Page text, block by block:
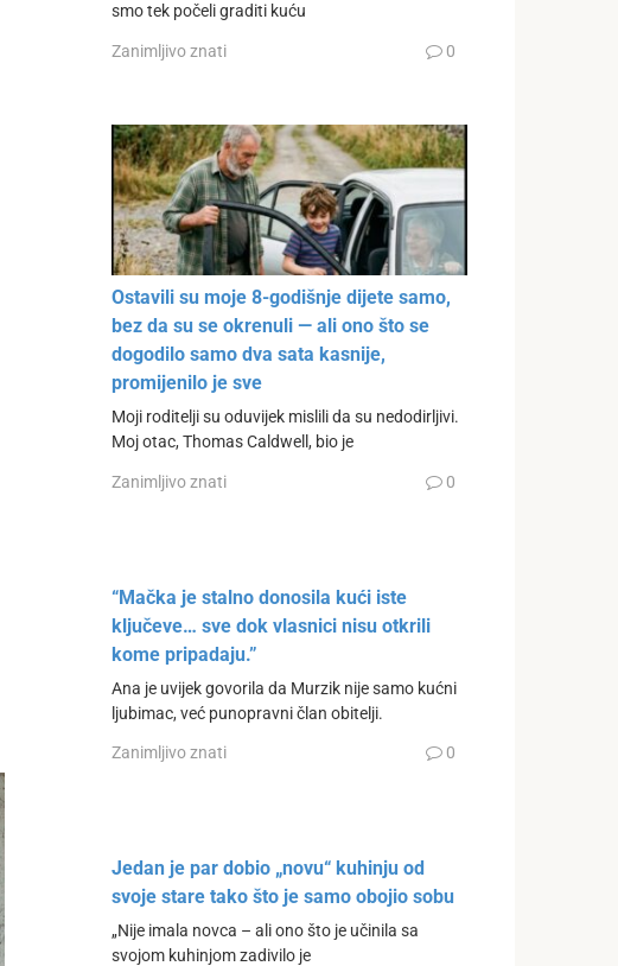
smo tek počeli graditi kuću
Zanimljivo znati 0
Ostavili su moje 8-godišnje dijete samo,
bez da su se okrenuli — ali ono što se
dogodilo samo dva sata kasnije,
promijenilo je sve
Moji roditelji su oduvijek mislili da su nedodirljivi.
Moj otac, Thomas Caldwell, bio je
Zanimljivo znati 0
“Mačka je stalno donosila kući iste
ključeve… sve dok vlasnici nisu otkrili
kome pripadaju.”
Ana je uvijek govorila da Murzik nije samo kućni
ljubimac, već punopravni član obitelji.
Zanimljivo znati 0
Jedan je par dobio „novu“ kuhinju od
svoje stare tako što je samo obojio sobu
„Nije imala novca – ali ono što je učinila sa
svojom kuhinjom zadivilo je